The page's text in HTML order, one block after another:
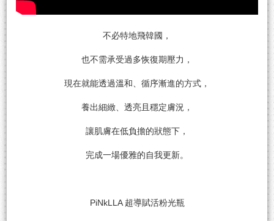
不必特地飛韓國，
也不需承受過多恢復期壓力，
現在就能透過溫和、循序漸進的方式，
養出細緻、透亮且穩定膚況，
讓肌膚在低負擔的狀態下，
完成一場優雅的自我更新。
PiNkLLA 超導賦活粉光瓶